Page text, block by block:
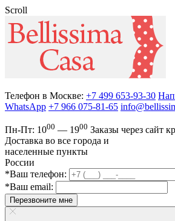
Scroll
Телефон в Москве: +7 499 653-93-30
WhatsApp +7 966 075-81-65
Пн-Пт: 1000 — 1900 Заказы через сайт
Доставка во все города и
населенные пункты
России
*Ваш телефон:
*Ваш email:
Перезвоните мне